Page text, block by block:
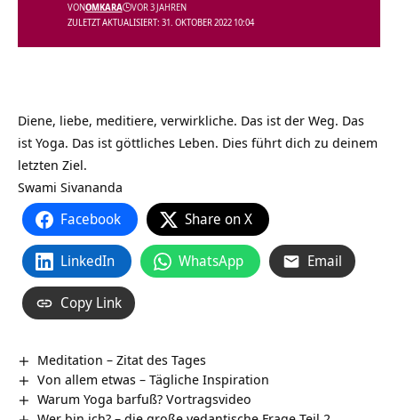
ZULETZT AKTUALISIERT: 31. OKTOBER 2022 10:04
VONOMKARA VOR 3 JAHREN
Diene, liebe, meditiere, verwirkliche. Das ist der Weg. Das
ist Yoga. Das ist göttliches Leben. Dies führt dich zu deinem
letzten Ziel.
Swami Sivananda
Facebook Share on X
LinkedIn WhatsApp Email
Copy Link
Meditation – Zitat des Tages
Von allem etwas – Tägliche Inspiration
Warum Yoga barfuß? Vortragsvideo